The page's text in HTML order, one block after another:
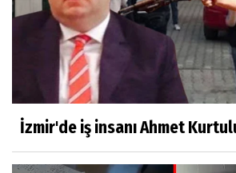
İzmir'de iş insanı Ahmet